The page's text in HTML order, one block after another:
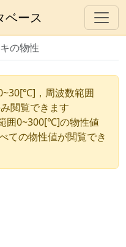
ベース
の物性
，周波数範囲
閲覧できます
囲0~300[℃]の物性値
ての物性値が閲覧でき